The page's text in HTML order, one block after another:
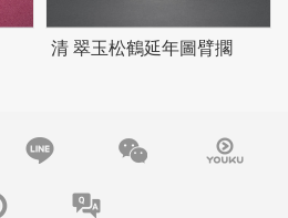
清 翠玉松鶴延年圖臂擱